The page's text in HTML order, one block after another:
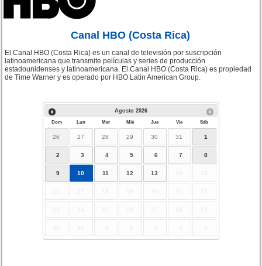
Canal HBO (Costa Rica)
El Canal HBO (Costa Rica) es un canal de televisión por suscripción
latinoamericana que transmite películas y series de producción
estadounidenses y latinoamericana. El Canal HBO (Costa Rica) es propiedad
de Time Warner y es operado por HBO Latin American Group.
Agosto 2026
Dom Lun Mar Mié Jue Vie Sáb
26 27 28 29 30 31 1
2 3 4 5 6 7 8
9 10 11 12 13